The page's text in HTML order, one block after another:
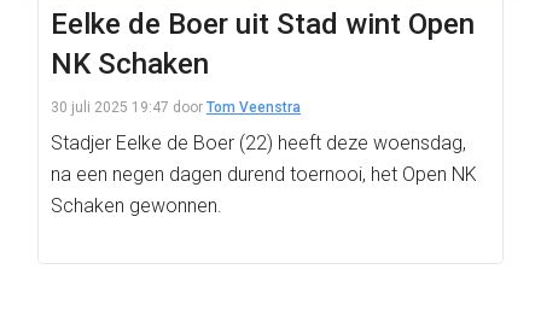
Eelke de Boer uit Stad wint Open
NK Schaken
30 juli 2025 19:47 door Tom Veenstra
Stadjer Eelke de Boer (22) heeft deze woensdag,
na een negen dagen durend toernooi, het Open NK
Schaken gewonnen.